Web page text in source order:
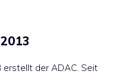
erstellt der ADAC. Seit